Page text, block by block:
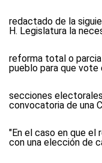
redactado de la
H. Legislatura la
reforma total o
pueblo para que vote
secciones
convocatoria de una
"En el caso en que
con una elección de